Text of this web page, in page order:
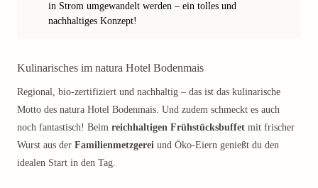
in Strom umgewandelt werden – ein tolles und
nachhaltiges Konzept!
Kulinarisches im natura Hotel Bodenmais
Regional, bio-zertifiziert und nachhaltig – das ist das kulinarische
Motto des natura Hotel Bodenmais. Und zudem schmeckt es auch
noch fantastisch! Beim reichhaltigen Frühstücksbuffet mit frischer
Wurst aus der Familienmetzgerei und Öko-Eiern genießt du den
idealen Start in den Tag.